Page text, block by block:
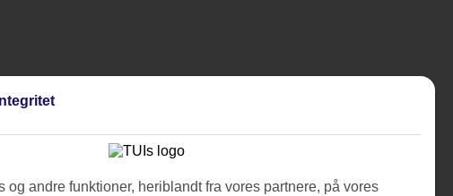
og andre funktioner, heriblandt fra vores partnere, på vores